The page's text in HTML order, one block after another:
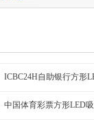
ICBC24H自助银行方形
中国体育彩票方形LED